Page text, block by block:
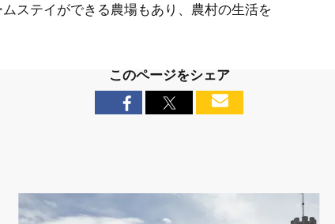
ステイができる農場もあり、農村の生活を
このページをシェア